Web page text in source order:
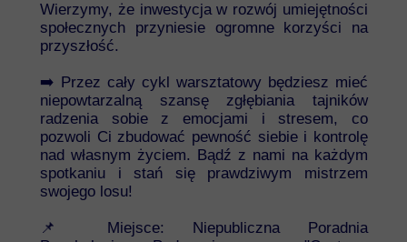
Wierzymy, że inwestycja w rozwój umiejętności
społecznych przyniesie ogromne korzyści na
przyszłość.
➡️ Przez cały cykl warsztatowy będziesz mieć
niepowtarzalną szansę zgłębiania tajników
radzenia sobie z emocjami i stresem, co
pozwoli Ci zbudować pewność siebie i kontrolę
nad własnym życiem. Bądź z nami na każdym
spotkaniu i stań się prawdziwym mistrzem
swojego losu!
📌 Miejsce: Niepubliczna Poradnia